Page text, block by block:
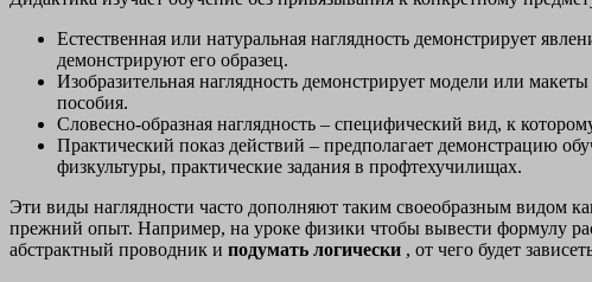
Естественная или натуральная наглядность демонстрирует
демонстрируют его образец.
Изобразительная наглядность демонстрирует модели или
пособия.
Словесно-образная наглядность – специфический вид, к
Практический показ действий – предполагает демонстрацию
физкультуры, практические задания в профтехучилищах.
Эти виды наглядности часто дополняют таким своеобразным видом
прежний опыт. Например, на уроке физики чтобы вывести формулу
абстрактный проводник и подумать логически , от чего будет